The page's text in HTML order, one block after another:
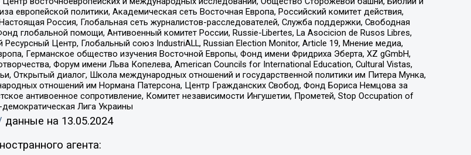
европейской политики, Академическая сеть Восточная Европа, Российский комитет действия,
Россия, Глобальная сеть журналистов-расследователей, Служба поддержки, Свободная
глобальной помощи, Антивоенный комитет России, Russie-Libertes, La Asocicion de Rusos Libres,
Центр, Глобальный союз IndustriALL, Russian Election Monitor, Article 19, Мнение медиа,
Германское общество изучения Восточной Европы, Фонд имени Фридриха Эберта, XZ gGmbH,
Форум имени Льва Копелева, American Councils for International Education, Cultural Vistas,
Открытый диалог, Школа международных отношений и государственной политики им Питера Мунка,
отношений им Нормана Патерсона, Центр Гражданских Свобод, Фонд Бориса Немцова за
антивоенное сопротивление, Комитет независимости Ингушетии, Прометей, Stop Occupation of
Лига Украины
данные на 13.05.2024
агента: